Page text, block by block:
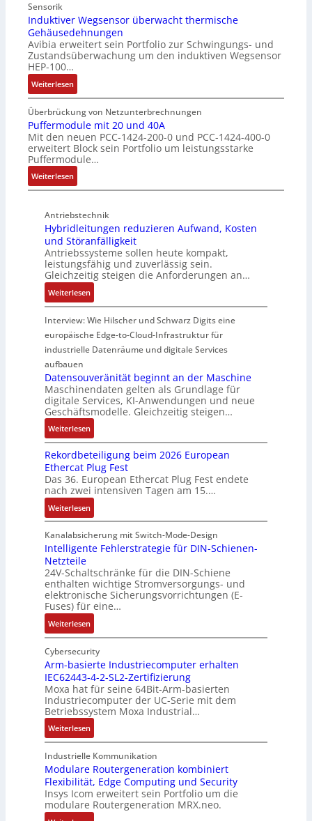
t
z
l
a
k
b
e
s
c
h
i
c
h
u
n
g
f
ü
r
r
a
u
e
U
m
g
e
b
u
n
g
e
n
h
a
l
t
u
n
g
n
f
a
c
h
e
E
i
n
s
t
i
e
g
n
d
i
e
P
r
o
d
u
k
t
i
o
n
s
a
n
a
l
y
s
e
t
z
u
n
s
ü
b
e
r
w
a
c
h
n
g
f
ü
r
C
r
i
m
p
w
e
r
k
z
e
u
g
e
Sensorik
Induktiver Wegsensor überwacht thermische
Gehäusedehnungen
Avibia erweitert sein Portfolio zur Schwingungs- und
Zustandsüberwachung um den induktiven Wegsensor
HEP-100…
Weiterlesen:
I
n
d
u
k
t
i
v
r
W
e
g
s
e
n
s
o
r
ü
b
e
r
w
a
c
h
t
t
h
e
r
m
i
s
c
h
e
G
e
h
ä
u
s
e
d
e
h
n
u
n
g
e
n
Überbrückung von Netzunterbrechnungen
Puffermodule mit 20 und 40A
Mit den neuen PCC-1424-200-0 und PCC-1424-400-0
erweitert Block sein Portfolio um leistungsstarke
Puffermodule…
Weiterlesen:
P
f
f
e
r
m
o
d
u
l
e
m
i
t
2
0
u
n
d
4
0
A
Antriebstechnik
Hybridleitungen reduzieren Aufwand, Kosten
und Störanfälligkeit
Antriebssysteme sollen heute kompakt,
leistungsfähig und zuverlässig sein.
Gleichzeitig steigen die Anforderungen an…
Weiterlesen:
H
y
r
l
e
i
u
n
g
e
n
e
u
i
e
r
e
n
A
u
f
w
a
n
d
,
K
o
t
e
n
Interview: Wie Hilscher und Schwarz Digits eine
europäische Edge-to-Cloud-Infrastruktur für
industrielle Datenräume und digitale Services
aufbauen
Datensouveränität beginnt an der Maschine
Maschinendaten gelten als Grundlage für
digitale Services, KI-Anwendungen und neue
Geschäftsmodelle. Gleichzeitig steigen…
Weiterlesen:
D
a
t
e
n
s
o
u
v
r
ä
n
i
t
ä
t
b
e
g
i
n
n
t
a
n
d
e
r
Rekordbeteiligung beim 2026 European
Ethercat Plug Fest
Das 36. European Ethercat Plug Fest endete
nach zwei intensiven Tagen am 15.…
Weiterlesen:
R
e
k
r
d
b
e
t
e
i
l
i
g
u
n
g
b
e
m
2
0
Kanalabsicherung mit Switch-Mode-Design
Intelligente Fehlerstrategie für DIN-Schienen-
Netzteile
24V-Schaltschränke für die DIN-Schiene
enthalten wichtige Stromversorgungs- und
elektronische Sicherungsvorrichtungen (E-
Fuses) für eine…
Weiterlesen:
I
n
t
e
l
l
i
g
e
n
e
F
e
Cybersecurity
Arm-basierte Industriecomputer erhalten
IEC62443-4-2-SL2-Zertifizierung
Moxa hat für seine 64Bit-Arm-basierten
Industriecomputer der UC-Serie mit dem
Betriebssystem Moxa Industrial…
Weiterlesen:
A
r
m
-
b
a
Industrielle Kommunikation
Modulare Routergeneration kombiniert
Flexibilität, Edge Computing und Security
Insys Icom erweitert sein Portfolio um die
modulare Routergeneration MRX.neo.